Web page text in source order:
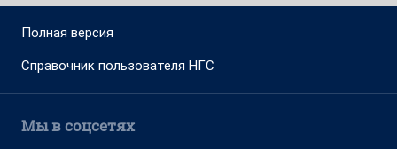
Полная версия
Справочник пользователя НГС
Мы в соцсетях